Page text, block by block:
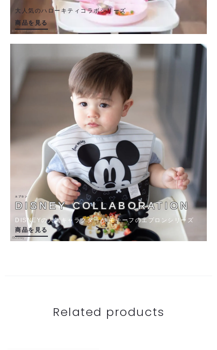
大人気のハローキティコラボシリーズ
商品を見る
エプロン
DISNEY COLLABORATION
DISNEYの人気キャラクターが モチーフのエプロンシリーズ
商品を見る
Related products